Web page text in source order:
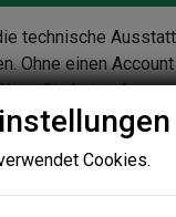
technische
Ohne einen
Sie keine
einer Folgeabfrage
Cookies.